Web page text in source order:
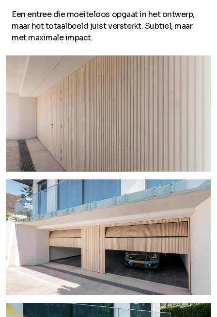
Een entree die moeiteloos opgaat in het ontwerp,
maar het totaalbeeld juist versterkt. Subtiel, maar
met maximale impact.